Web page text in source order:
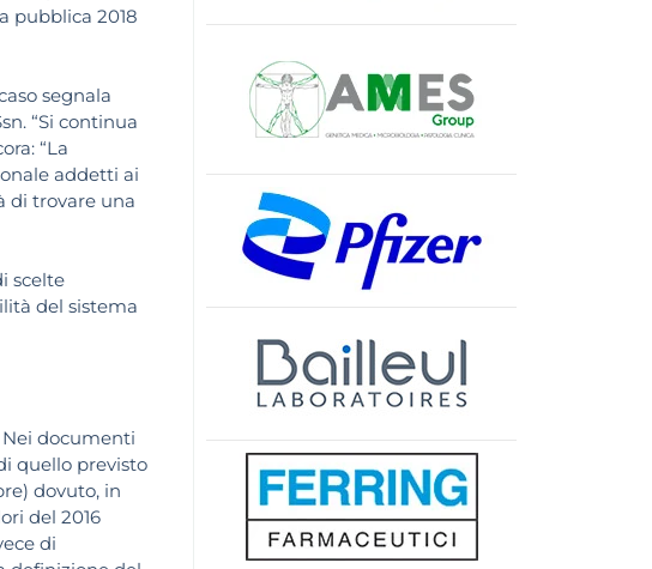
pubblica 2018
segnala
“Si continua
“La
addetti ai
di trovare una
scelte
del sistema
Nei documenti
quello previsto
dovuto, in
del 2016
di